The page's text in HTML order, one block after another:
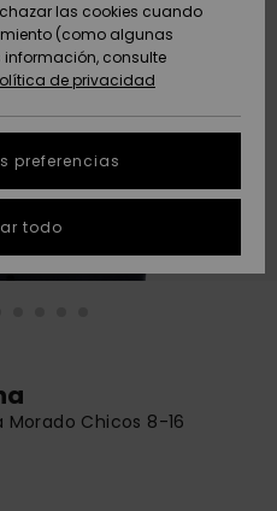
de
a
Chicos 8-16
las cookies cuando
(como algunas
información, consulte
de privacidad
preferencias
todo